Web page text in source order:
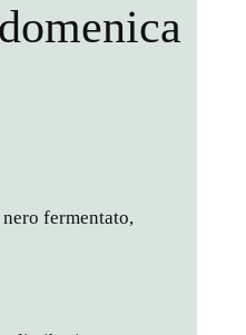
fermentato,